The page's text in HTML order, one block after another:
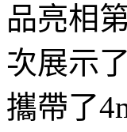
品亮相
次展示
攜帶了